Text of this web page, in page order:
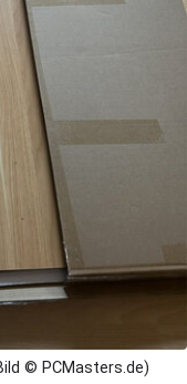
© PCMasters.de)